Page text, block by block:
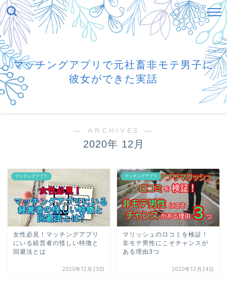
マッチングアプリで元社畜非モテ男子に
彼女ができた実話
― ARCHIVES ―
2020年 12月
マッチングアプリ
女性必見！マッチングアプリ
にいる経営者の怪しい特徴と
回避法とは
2020年12月25日
マッチングアプリ
マリッシュのロコミを検証！
非モテ男性にこそチャンスが
ある理由3つ
2020年12月24日